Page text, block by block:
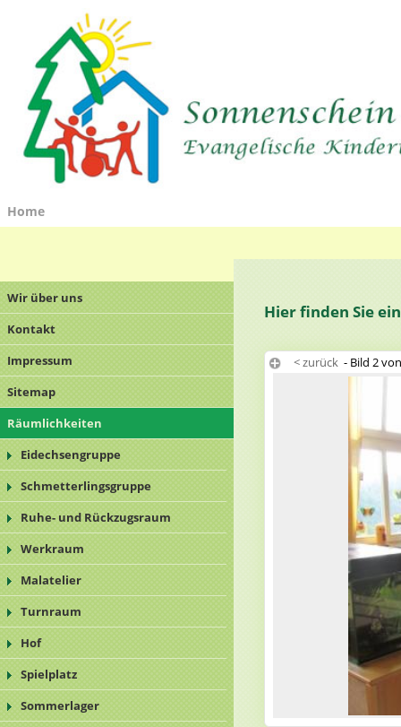
Home
Wir über uns
Kontakt
Impressum
Sitemap
Räumlichkeiten
Eidechsengruppe
Schmetterlingsgruppe
Ruhe- und Rückzugsraum
Werkraum
Malatelier
Turnraum
Hof
Spielplatz
Sommerlager
Hier finden Sie
< zurück- Bild 2